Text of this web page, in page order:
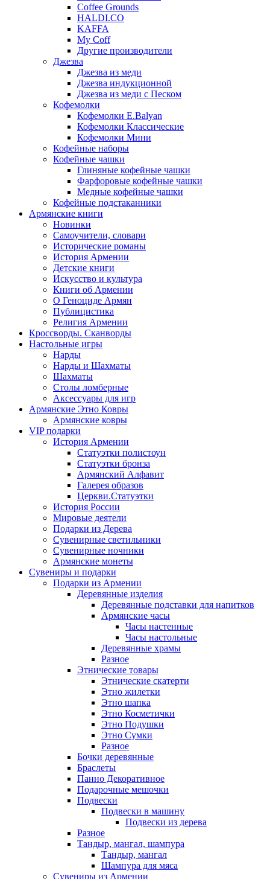
Coffee Grounds
HALDI.CO
KAFFA
My Coff
Другие производители
Джезва
Джезва из меди
Джезва индукционной
Джезва из меди с Песком
Кофемолки
Кофемолки E.Balyan
Кофемолки Классические
Кофемолки Мини
Кофейные наборы
Кофейные чашки
Глиняные кофейные чашки
Фарфоровые кофейные чашки
Медные кофейные чашки
Кофейные подстаканники
Армянские книги
Новинки
Самоучители, словари
Исторические романы
История Армении
Детские книги
Иcкусство и культура
Книги об Армении
О Геноциде Армян
Публицистика
Религия Армении
Кроссворды. Сканворды
Настольные игры
Нарды
Нарды и Шахматы
Шахматы
Столы ломберные
Аксессуары для игр
Армянские Этно Ковры
Армянские ковры
VIP подарки
История Армении
Статуэтки полистоун
Статуэтки бронза
Армянский Алфавит
Галерея образов
Церкви.Статуэтки
История России
Мировые деятели
Подарки из Дерева
Сувенирные светильники
Сувенирные ночники
Армянские монеты
Сувениры и подарки
Подарки из Армении
Деревянные изделия
Деревянные подставки для напитков
Армянские часы
Часы настенные
Часы настольные
Деревянные храмы
Разное
Этнические товары
Этнические скатерти
Этно жилетки
Этно шапка
Этно Косметички
Этно Подушки
Этно Сумки
Разное
Бочки деревянные
Браслеты
Панно Декоративное
Подарочные мешочки
Подвески
Подвески в машину
Подвески из дерева
Разное
Тандыр, мангал, шампура
Тандыр, мангал
Шампура для мяса
Сувениры из Армении